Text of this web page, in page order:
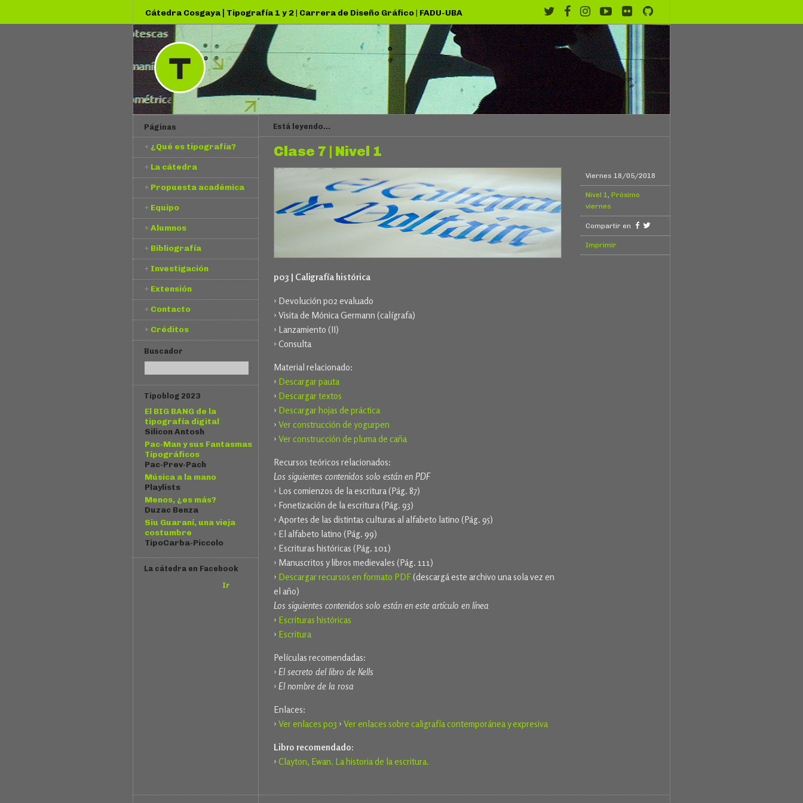
Cátedra Cosgaya | Tipografía 1 y 2| Carrera de Diseño Gráfico| FADU-UBA
Está leyendo...
Viernes 18/05/2018
Nivel 1, Próximo
viernes
Compartir en
Imprimir
Clase 7 | Nivel 1
p03 | Caligrafía histórica
› Devolución p02 evaluado
› Visita de Mónica Germann (calígrafa)
› Lanzamiento (II)
› Consulta
Material relacionado:
› Descargar pauta
› Descargar textos
› Descargar hojas de práctica
› Ver construcción de yogurpen
› Ver construcción de pluma de caña
Recursos teóricos relacionados:
Los siguientes contenidos solo están en PDF
› Los comienzos de la escritura (Pág. 87)
› Fonetización de la escritura (Pág. 93)
› Aportes de las distintas culturas al alfabeto latino (Pág. 95)
› El alfabeto latino (Pág. 99)
› Escrituras históricas (Pág. 101)
› Manuscritos y libros medievales (Pág. 111)
› Descargar recursos en formato PDF(descargá este archivo una sola vez en
el año)
Los siguientes contenidos solo están en este artículo en línea
› Escrituras históricas
› Escritura
Películas recomendadas:
› El secreto del libro de Kells
› El nombre de la rosa
Enlaces:
› Ver enlaces p03 › Ver enlaces sobre caligrafía contemporánea y expresiva
Libro recomendado:
› Clayton, Ewan. La historia de la escritura.
Páginas
¿Qué es tipografía?
La cátedra
Propuesta académica
Equipo
Alumnos
Bibliografía
Investigación
Extensión
Contacto
Créditos
Buscador
Tipoblog 2023
El BIG BANG de la
tipografía digital
Silicon Antosh
Pac-Man y sus Fantasmas
Tipográficos
Pac-Prev-Pach
Música a la mano
Playlists
Menos, ¿es más?
Duzac Benza
Siu Guaraní, una vieja
costumbre
TipoCarba-Piccolo
La cátedra en Facebook
Ir